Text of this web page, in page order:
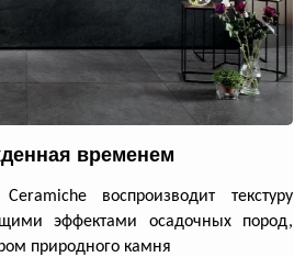
временем
воспроизводит текстуру
эффектами осадочных пород,
природного камня